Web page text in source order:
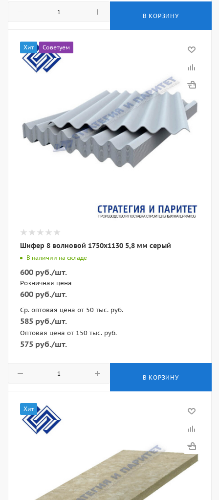
В КОРЗИНУ
Хит Советуем
Шифер 8 волновой 1750х1130 5,8 мм серый
В наличии на складе
600 руб./шт.
Розничная цена
600 руб./шт.
Ср. оптовая цена от 50 тыс. руб.
585 руб./шт.
Оптовая цена от 150 тыс. руб.
575 руб./шт.
В КОРЗИНУ
Хит